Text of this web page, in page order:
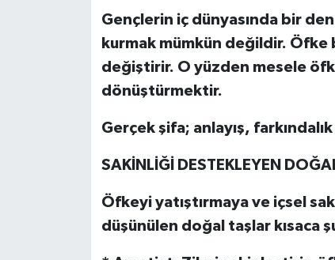
Gençlerin iç dünyasında bir
kurmak mümkün değildir. Öfke
değiştirir. O yüzden mesele
dönüştürmektir.
Gerçek şifa; anlayış,
SAKİNLİĞİ DESTEKLEYEN
Öfkeyi yatıştırmaya ve içsel
düşünülen doğal taşlar kısaca